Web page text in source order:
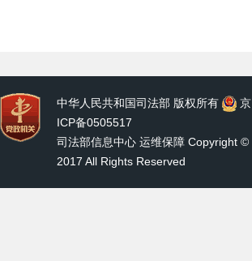
中华人民共和国司法部 版权所有
京
ICP备0505517
司法部信息中心 运维保障 Copyright ©
2017 All Rights Reserved